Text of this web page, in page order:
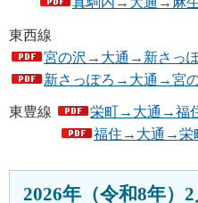
東西線
宮の沢→大通→新さっぽ
新さっぽろ→大通→宮の
東豊線
栄町→大通→福住
福住→大通→栄
2026年（令和8年）